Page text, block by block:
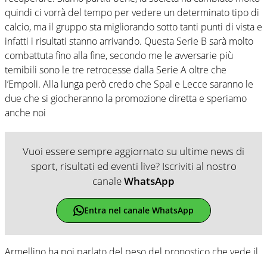
quindi ci vorrà del tempo per vedere un determinato tipo di
calcio, ma il gruppo sta migliorando sotto tanti punti di vista e
infatti i risultati stanno arrivando. Questa Serie B sarà molto
combattuta fino alla fine, secondo me le avversarie più
temibili sono le tre retrocesse dalla Serie A oltre che
l’Empoli. Alla lunga però credo che Spal e Lecce saranno le
due che si giocheranno la promozione diretta e speriamo
anche noi
Vuoi essere sempre aggiornato su ultime news di
sport, risultati ed eventi live? Iscriviti al nostro
canaleWhatsApp
Entra nel canale WhatsApp